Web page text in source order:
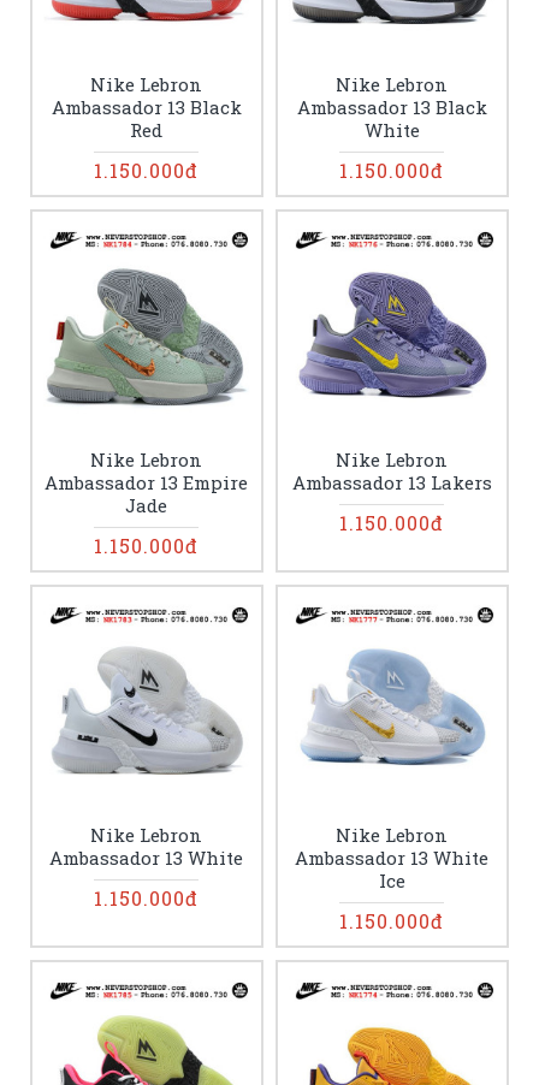
Nike Lebron
Ambassador 13 Black
Red
1.150.000đ
Nike Lebron
Ambassador 13 Black
White
1.150.000đ
Nike Lebron
Ambassador 13 Empire
Jade
1.150.000đ
Nike Lebron
Ambassador 13 Lakers
1.150.000đ
Nike Lebron
Ambassador 13 White
1.150.000đ
Nike Lebron
Ambassador 13 White
Ice
1.150.000đ